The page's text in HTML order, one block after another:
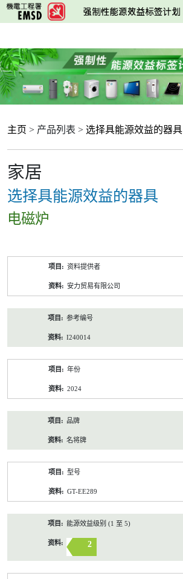
跳
至
要
内
容
主页 > 产品列表 > 选择具能源效益的器具
家居
选择具能源效益的器具
电磁炉
资料提供者
安力贸易有限公司
参考编号
I240014
年份
2024
品牌
名将牌
型号
GT-EE289
能源效益级别 (1 至 5)
2